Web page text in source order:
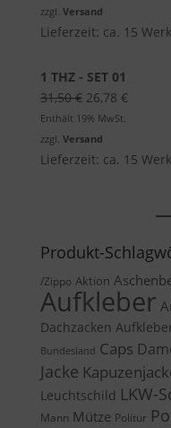
war:
9,50 €8,08 €.
zzgl. Versand
Lieferzeit: ca. 15
1 THZ - SET 01
31,50€ Ursprünglicher
Preis
war:
31,50 €
26,78 €
26,78
Enthält 19% MwSt.
zzgl. Versand
Lieferzeit: ca. 15
Produkt-
/Zippo Aktion
Aufkleber
Dachzacken
Bundesland Caps
Jacke
Leuchtschild LKW-
Mann Mütze Politur